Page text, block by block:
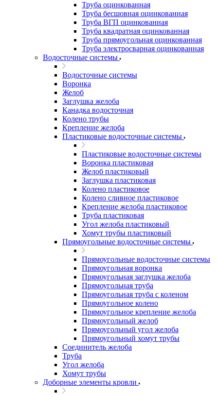
Труба оцинкованная
Труба бесшовная оцинкованная
Труба ВГП оцинкованная
Труба квадратная оцинкованная
Труба прямоугольная оцинкованная
Труба электросварная оцинкованная
Водосточные системы
Водосточные системы
Воронка
Желоб
Заглушка желоба
Канадка водосточная
Колено трубы
Крепление желоба
Пластиковые водосточные системы
Пластиковые водосточные системы
Воронка пластиковая
Желоб пластиковый
Заглушка пластиковая
Колено пластиковое
Колено сливное пластиковое
Крепление желоба пластиковое
Труба пластиковая
Угол желоба пластиковый
Хомут трубы пластиковый
Прямоугольные водосточные системы
Прямоугольные водосточные системы
Прямоугольная воронка
Прямоугольная заглушка желоба
Прямоугольная труба
Прямоугольная труба c коленом
Прямоугольное колено
Прямоугольное крепление желоба
Прямоугольный желоб
Прямоугольный угол желоба
Прямоугольный хомут трубы
Соединитель желоба
Труба
Угол желоба
Хомут трубы
Доборные элементы кровли